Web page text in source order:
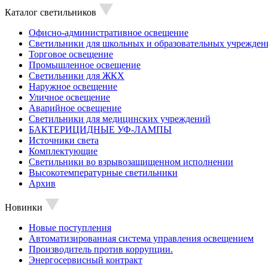
Каталог светильников
Офисно-административное освещение
Светильники для школьных и образовательных
Торговое освещение
Промышленное освещение
Светильники для ЖКХ
Наружное освещение
Уличное освещение
Аварийное освещение
Светильники для медицинских учреждений
БАКТЕРИЦИДНЫЕ УФ-ЛАМПЫ
Источники света
Комплектующие
Светильники во взрывозащищенном исполнении
Высокотемпературные светильники
Архив
Новинки
Новые поступления
Автоматизированная система управления освещением
Производитель против коррупции.
Энергосервисный контракт